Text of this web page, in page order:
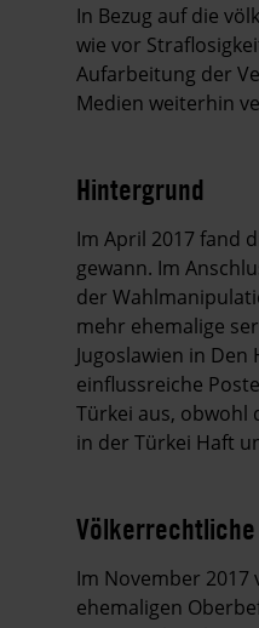
In Bezug auf die
wie vor
Aufarbeitung der
Medien weiterhin
Hintergrund
Im April 2017 fand
gewann. Im
der
mehr ehemalige
Jugoslawien in
einflussreiche
Türkei aus, obwohl
in der Türkei Haft
Im November
ehemaligen